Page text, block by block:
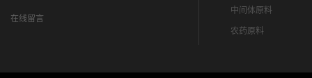
在线留言
中间体原料
农药原料